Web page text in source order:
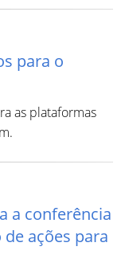
para o
as plataformas
a conferência
ações para